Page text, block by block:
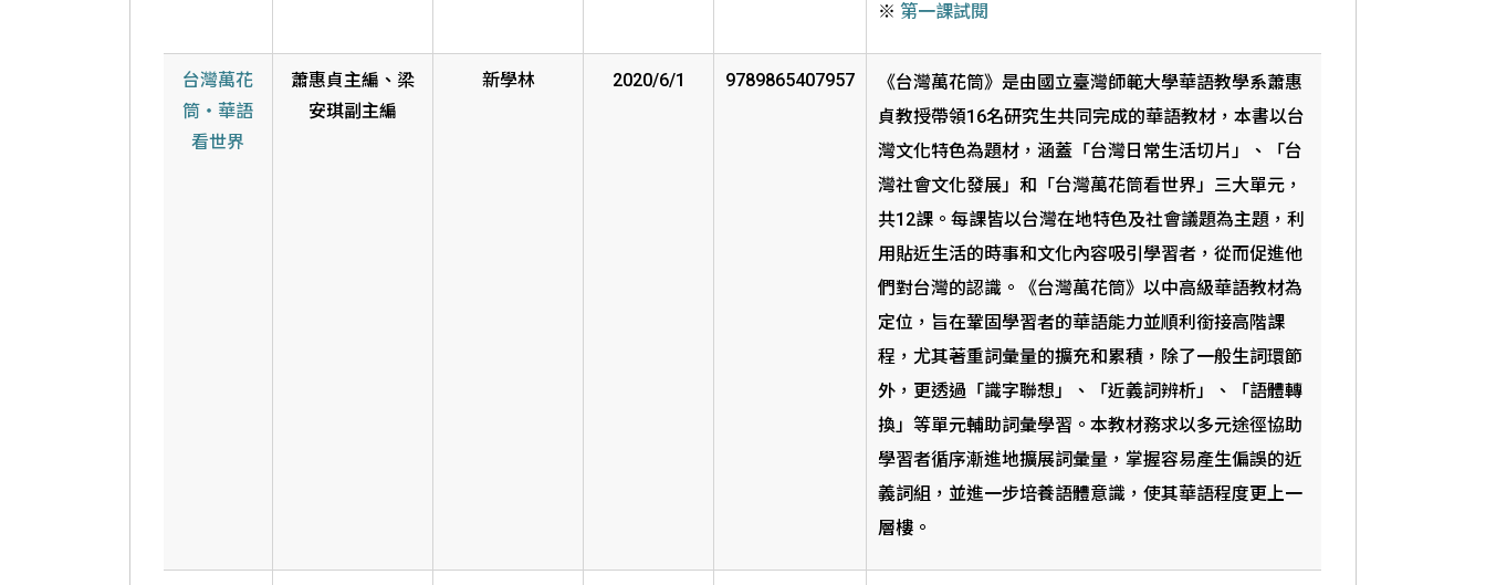
※ 第一課試閱
台灣萬花
筒‧華語
看世界
蕭惠貞主編、梁
安琪副主編
新學林 2020/6/1 9789865407957
《台灣萬花筒》是由國立臺灣師範大學華語教學系蕭惠
貞教授帶領16名研究生共同完成的華語教材，本書以台
灣文化特色為題材，涵蓋「台灣日常生活切片」、「台
灣社會文化發展」和「台灣萬花筒看世界」三大單元，
共12課。每課皆以台灣在地特色及社會議題為主題，利
用貼近生活的時事和文化內容吸引學習者，從而促進他
們對台灣的認識。《台灣萬花筒》以中高級華語教材為
定位，旨在鞏固學習者的華語能力並順利銜接高階課
程，尤其著重詞彙量的擴充和累積，除了一般生詞環節
外，更透過「識字聯想」、「近義詞辨析」、「語體轉
換」等單元輔助詞彙學習。本教材務求以多元途徑協助
學習者循序漸進地擴展詞彙量，掌握容易產生偏誤的近
義詞組，並進一步培養語體意識，使其華語程度更上一
層樓。